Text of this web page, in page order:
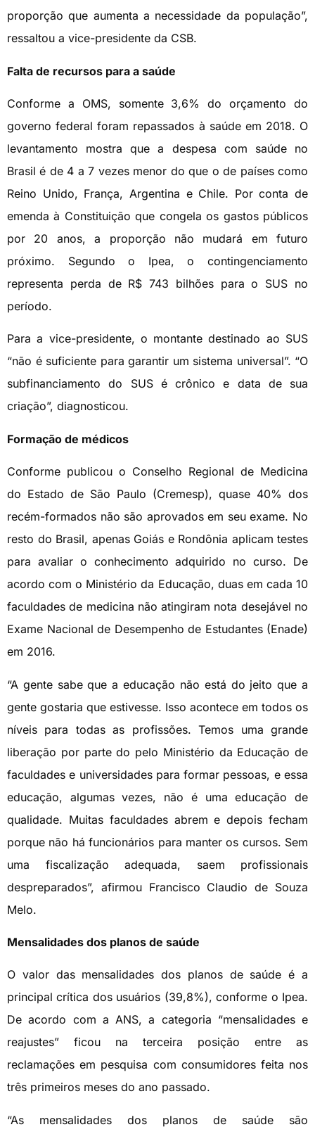
proporção que aumenta a necessidade da população”,
ressaltou a vice-presidente da CSB.
Falta de recursos para a saúde
Conforme a OMS, somente 3,6% do orçamento do
governo federal foram repassados à saúde em 2018. O
levantamento mostra que a despesa com saúde no
Brasil é de 4 a 7 vezes menor do que o de países como
Reino Unido, França, Argentina e Chile. Por conta de
emenda à Constituição que congela os gastos públicos
por 20 anos, a proporção não mudará em futuro
próximo. Segundo o Ipea, o contingenciamento
representa perda de R$ 743 bilhões para o SUS no
período.
Para a vice-presidente, o montante destinado ao SUS
“não é suficiente para garantir um sistema universal”. “O
subfinanciamento do SUS é crônico e data de sua
criação”, diagnosticou.
Formação de médicos
Conforme publicou o Conselho Regional de Medicina
do Estado de São Paulo (Cremesp), quase 40% dos
recém-formados não são aprovados em seu exame. No
resto do Brasil, apenas Goiás e Rondônia aplicam testes
para avaliar o conhecimento adquirido no curso. De
acordo com o Ministério da Educação, duas em cada 10
faculdades de medicina não atingiram nota desejável no
Exame Nacional de Desempenho de Estudantes (Enade)
em 2016.
“A gente sabe que a educação não está do jeito que a
gente gostaria que estivesse. Isso acontece em todos os
níveis para todas as profissões. Temos uma grande
liberação por parte do pelo Ministério da Educação de
faculdades e universidades para formar pessoas, e essa
educação, algumas vezes, não é uma educação de
qualidade. Muitas faculdades abrem e depois fecham
porque não há funcionários para manter os cursos. Sem
uma fiscalização adequada, saem profissionais
despreparados”, afirmou Francisco Claudio de Souza
Melo.
Mensalidades dos planos de saúde
O valor das mensalidades dos planos de saúde é a
principal crítica dos usuários (39,8%), conforme o Ipea.
De acordo com a ANS, a categoria “mensalidades e
reajustes” ficou na terceira posição entre as
reclamações em pesquisa com consumidores feita nos
três primeiros meses do ano passado.
“As mensalidades dos planos de saúde são